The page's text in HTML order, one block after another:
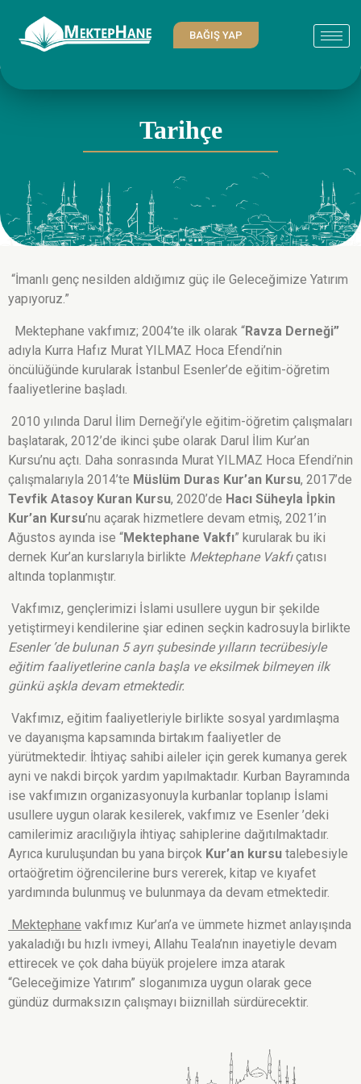
BAĞIŞ YAP
Tarihçe
“İmanlı genç nesilden aldığımız güç ile Geleceğimize Yatırım
yapıyoruz.”
Mektephane vakfımız; 2004’te ilk olarak “Ravza Derneği”
adıyla Kurra Hafız Murat YILMAZ Hoca Efendi’nin
öncülüğünde kurularak İstanbul Esenler’de eğitim-öğretim
faaliyetlerine başladı.
2010 yılında Darul İlim Derneği’yle eğitim-öğretim çalışmaları
başlatarak, 2012’de ikinci şube olarak Darul İlim Kur’an
Kursu’nu açtı. Daha sonrasında Murat YILMAZ Hoca Efendi’nin
çalışmalarıyla 2014’te Müslüm Duras Kur’an Kursu, 2017’de
Tevfik Atasoy Kuran Kursu, 2020’de Hacı Süheyla İpkin
Kur’an Kursu’nu açarak hizmetlere devam etmiş, 2021’in
Ağustos ayında ise “Mektephane Vakfı” kurularak bu iki
dernek Kur’an kurslarıyla birlikte Mektephane Vakfıçatısı
altında toplanmıştır.
Vakfımız, gençlerimizi İslami usullere uygun bir şekilde
yetiştirmeyi kendilerine şiar edinen seçkin kadrosuyla birlikte
Esenler ’de bulunan 5 ayrı şubesinde yılların tecrübesiyle
eğitim faaliyetlerine canla başla ve eksilmek bilmeyen ilk
günkü aşkla devam etmektedir.
Vakfımız, eğitim faaliyetleriyle birlikte sosyal yardımlaşma
ve dayanışma kapsamında birtakım faaliyetler de
yürütmektedir. İhtiyaç sahibi aileler için gerek kumanya gerek
ayni ve nakdi birçok yardım yapılmaktadır. Kurban Bayramında
ise vakfımızın organizasyonuyla kurbanlar toplanıp İslami
usullere uygun olarak kesilerek, vakfımız ve Esenler ’deki
camilerimiz aracılığıyla ihtiyaç sahiplerine dağıtılmaktadır.
Ayrıca kuruluşundan bu yana birçok Kur’an kursu talebesiyle
ortaöğretim öğrencilerine burs vererek, kitap ve kıyafet
yardımında bulunmuş ve bulunmaya da devam etmektedir.
Mektephane vakfımız Kur’an’a ve ümmete hizmet anlayışında
yakaladığı bu hızlı ivmeyi, Allahu Teala’nın inayetiyle devam
ettirecek ve çok daha büyük projelere imza atarak
“Geleceğimize Yatırım” sloganımıza uygun olarak gece
gündüz durmaksızın çalışmayı biiznillah sürdürecektir.